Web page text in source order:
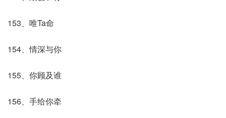
153、唯Ta命
154、情深与你
155、你顾及谁
156、手给你牵